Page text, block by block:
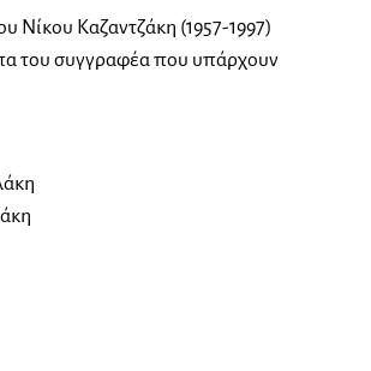
Νίκου Καζαντζάκη (1957-1997)
του συγγραφέα που υπάρχουν